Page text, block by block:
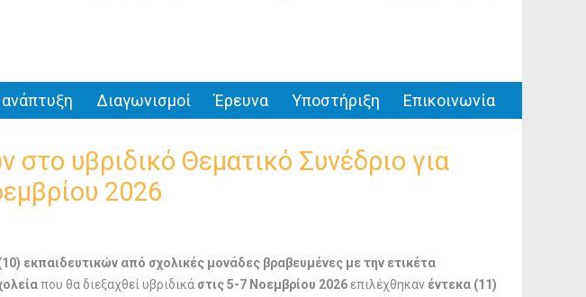
Διαγωνισμοί Έρευνα Υποστήριξη Επικοινωνία
υβριδικό Θεματικό Συνέδριο για
2026
εκπαιδευτικών από σχολικές μονάδες βραβευμένες με την ετικέτα
που θα διεξαχθεί υβριδικά στις 5-7 Νοεμβρίου 2026 επιλέχθηκαν έντεκα (11)